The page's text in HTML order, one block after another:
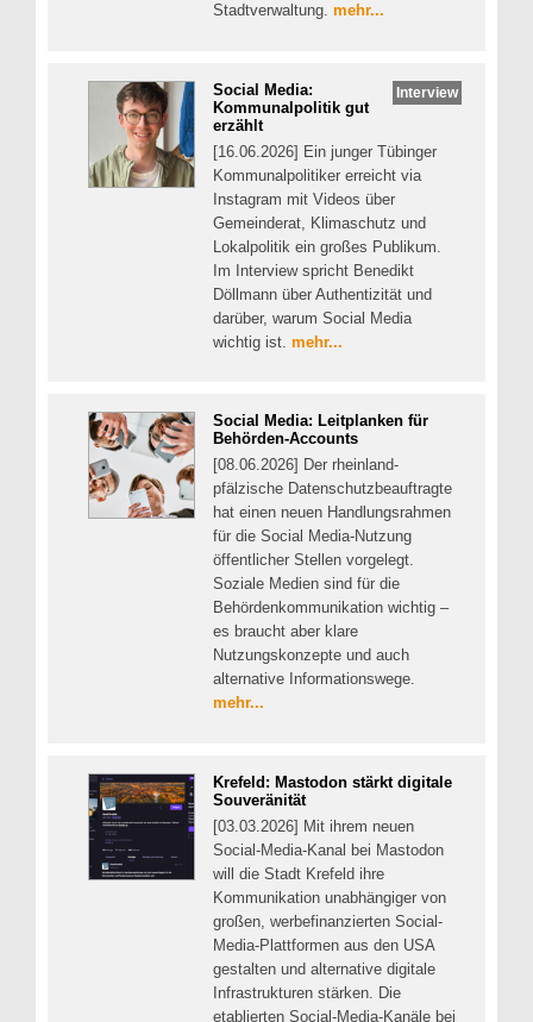
Stadtverwaltung. mehr...
Interview
Social Media:
Kommunalpolitik gut
erzählt
[16.06.2026] Ein junger Tübinger
Kommunalpolitiker erreicht via
Instagram mit Videos über
Gemeinderat, Klimaschutz und
Lokalpolitik ein großes Publikum.
Im Interview spricht Benedikt
Döllmann über Authentizität und
darüber, warum Social Media
wichtig ist. mehr...
Social Media: Leitplanken für
Behörden-Accounts
[08.06.2026] Der rheinland-
pfälzische Datenschutzbeauftragte
hat einen neuen Handlungsrahmen
für die Social Media-Nutzung
öffentlicher Stellen vorgelegt.
Soziale Medien sind für die
Behördenkommunikation wichtig –
es braucht aber klare
Nutzungskonzepte und auch
alternative Informationswege.
mehr...
Krefeld: Mastodon stärkt digitale
Souveränität
[03.03.2026] Mit ihrem neuen
Social-Media-Kanal bei Mastodon
will die Stadt Krefeld ihre
Kommunikation unabhängiger von
großen, werbefinanzierten Social-
Media-Plattformen aus den USA
gestalten und alternative digitale
Infrastrukturen stärken. Die
etablierten Social-Media-Kanäle bei